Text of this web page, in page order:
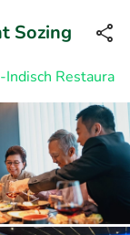
tot 23:00 uur
Indisch
Sozing